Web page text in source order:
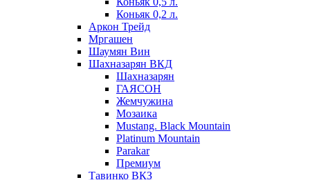
Коньяк 0,2 л.
Аркон Трейд
Мргашен
Шаумян Вин
Шахназарян ВКД
Шахназарян
ГАЯСОН
Жемчужина
Мозаика
Mustang. Black Mountain
Platinum Mountain
Parakar
Премиум
Тавинко ВКЗ